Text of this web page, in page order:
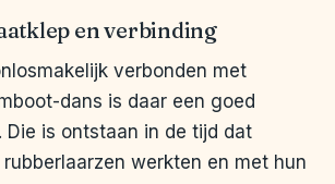
en verbinding
verbonden met
dans is daar een goed
Die is ontstaan in de tijd dat
werkten en met hun